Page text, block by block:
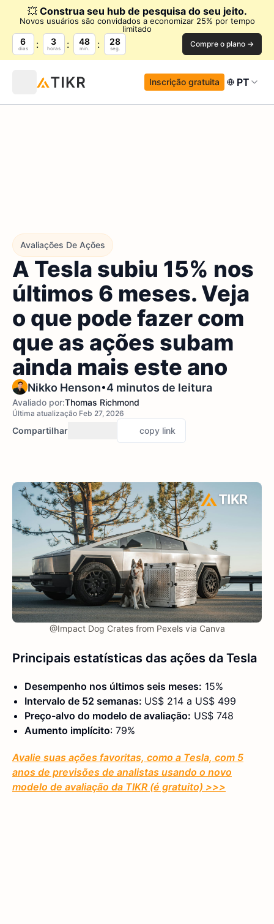
💥 Construa seu hub de pesquisa do seu jeito.
Novos usuários são convidados a economizar 25% por tempo
limitado
6
dias
3
horas
48
min.
27
seg. Compre o plano →
Inscrição gratuita PT
Avaliações De Ações
A Tesla subiu 15% nos
últimos 6 meses. Veja
o que pode fazer com
que as ações subam
ainda mais este ano
Nikko Henson•4 minutos de leitura
Avaliado por:Thomas Richmond
Última atualização Feb 27, 2026
Compartilhar copy link
@Impact Dog Crates from Pexels via Canva
Principais estatísticas das ações da Tesla
Desempenho nos últimos seis meses: 15%
Intervalo de 52 semanas: US$ 214 a US$ 499
Preço-alvo do modelo de avaliação: US$ 748
Aumento implícito: 79%
Avalie suas ações favoritas, como a Tesla, com 5
anos de previsões de analistas usando o novo
modelo de avaliação da TIKR (é gratuito) >>>